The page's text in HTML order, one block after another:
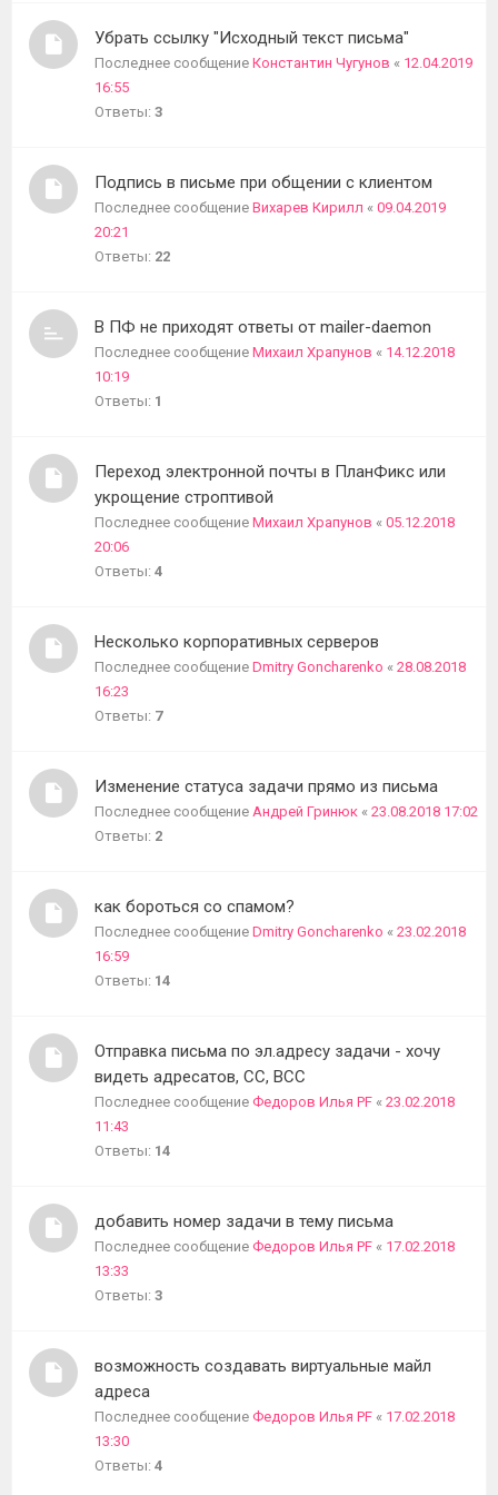
Убрать ссылку "Исходный текст письма"
Последнее сообщение Константин Чугунов « 12.04.2019
16:55
Ответы: 3
Подпись в письме при общении с клиентом
Последнее сообщение Вихарев Кирилл « 09.04.2019
20:21
Ответы: 22
В ПФ не приходят ответы от mailer-daemon
Последнее сообщение Михаил Храпунов « 14.12.2018
10:19
Ответы: 1
Переход электронной почты в ПланФикс или
укрощение строптивой
Последнее сообщение Михаил Храпунов « 05.12.2018
20:06
Ответы: 4
Несколько корпоративных серверов
Последнее сообщение Dmitry Goncharenko « 28.08.2018
16:23
Ответы: 7
Изменение статуса задачи прямо из письма
Последнее сообщение Андрей Гринюк « 23.08.2018 17:02
Ответы: 2
как бороться со спамом?
Последнее сообщение Dmitry Goncharenko « 23.02.2018
16:59
Ответы: 14
Отправка письма по эл.адресу задачи - хочу
видеть адресатов, CC, BCC
Последнее сообщение Федоров Илья PF « 23.02.2018
11:43
Ответы: 14
добавить номер задачи в тему письма
Последнее сообщение Федоров Илья PF « 17.02.2018
13:33
Ответы: 3
возможность создавать виртуальные майл
адреса
Последнее сообщение Федоров Илья PF « 17.02.2018
13:30
Ответы: 4